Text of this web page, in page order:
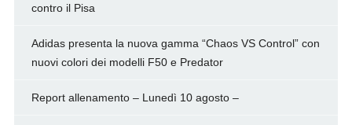
contro il Pisa
Adidas presenta la nuova gamma “Chaos VS Control” con
nuovi colori dei modelli F50 e Predator
Report allenamento – Lunedì 10 agosto –